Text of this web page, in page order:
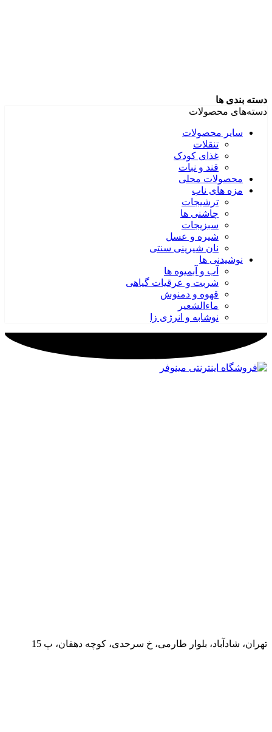
دسته بندی ها
دسته‌های محصولات
سایر محصولات
تنقلات
غذای کودک
قند و نبات
محصولات محلی
مزه های ناب
ترشیجات
چاشنی ها
سبزیجات
شیره و عسل
نان شیرینی سنتی
نوشیدنی ها
آب و آبمیوه ها
شربت و عرقیات گیاهی
قهوه و دمنوش
ماءالشعیر
نوشابه و انرژی زا
تهران، شادآباد، بلوار طارمی، خ سرحدی، کوچه دهقان، پ 15